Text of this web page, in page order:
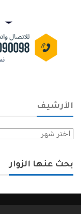
الأرشيف
الأرشيف
بحث عنها الزوار